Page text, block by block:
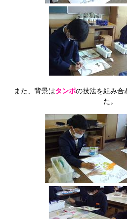
また、背景はタンポの技法を組み合
た。